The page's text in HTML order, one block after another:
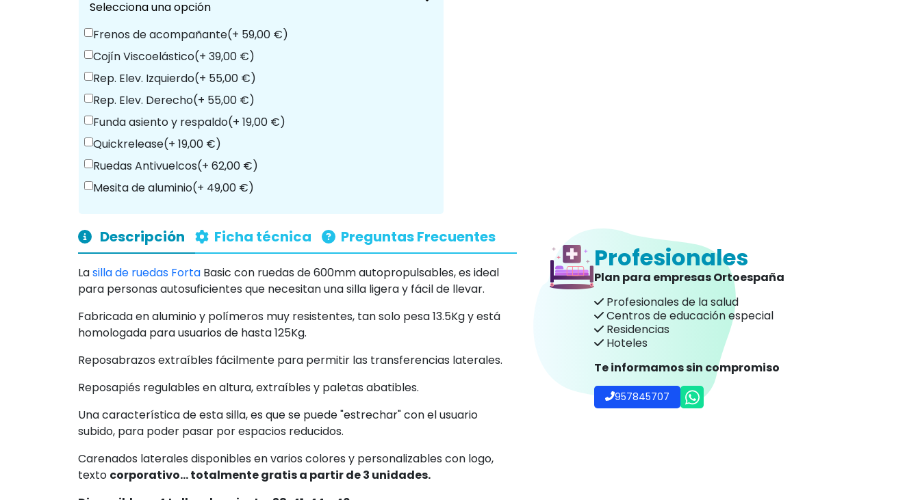
Selecciona una opción
Frenos de acompañante
(+ 59,00 €)
(+ 39,00 €)
(+ 55,00 €)
Rep. Elev. Derecho
(+ 55,00 €)
Funda asiento y respaldo
(+ 19,00 €)
(+ 19,00 €)
Profesionales
Plan para empresas Ortoespaña
Profesionales de la salud
Centros de educación especial
Residencias
Te informamos sin compromiso
Descripción Ficha técnica Preguntas Frecuentes
para personas autosuficientes que necesitan una silla ligera y fácil de llevar.
homologada para usuarios de hasta 125Kg.
Reposabrazos extraíbles fácilmente para permitir las transferencias laterales.
Reposapiés regulables en altura, extraíbles y paletas abatibles.
subido, para poder pasar por espacios reducidos.